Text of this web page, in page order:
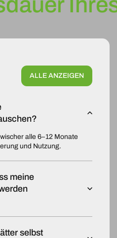
ALLE ANZEIGEN
alle 6–12 Monate
und Nutzung.
meine
selbst